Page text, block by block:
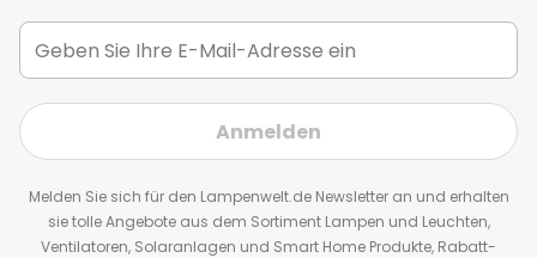
Anmelden
Melden Sie sich für den Lampenwelt.de Newsletter an und erhalten
sie tolle Angebote aus dem Sortiment Lampen und Leuchten,
Ventilatoren, Solaranlagen und Smart Home Produkte, Rabatt-